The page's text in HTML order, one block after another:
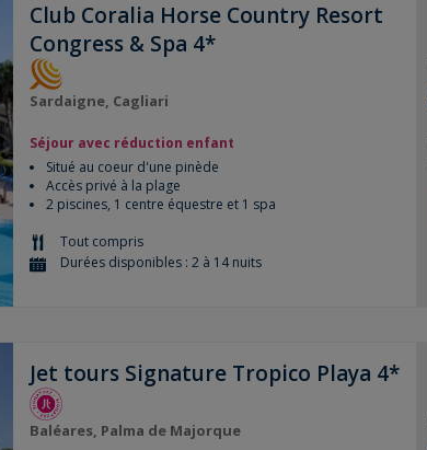
Club Coralia Horse Country Resort
Congress & Spa 4*
Sardaigne, Cagliari
Séjour avec réduction enfant
Situé au coeur d'une pinède
Accès privé à la plage
2 piscines, 1 centre équestre et 1 spa
Tout compris
Durées disponibles : 2 à 14 nuits
Jet tours Signature Tropico Playa 4*
Baléares, Palma de Majorque